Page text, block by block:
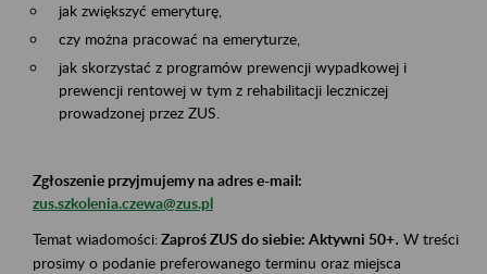
jak zwiększyć emeryturę,
czy można pracować na emeryturze,
jak skorzystać z programów prewencji wypadkowej i
prewencji rentowej w tym z rehabilitacji leczniczej
prowadzonej przez ZUS.
Zgłoszenie przyjmujemy na adres e-mail:
zus.szkolenia.czewa@zus.pl
Temat wiadomości:Zaproś ZUS do siebie: Aktywni 50+. W treści
prosimy o podanie preferowanego terminu oraz miejsca